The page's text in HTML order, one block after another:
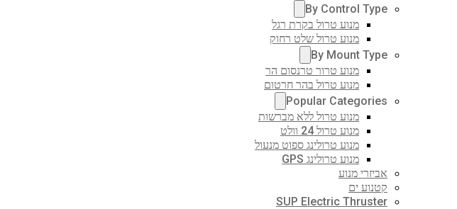
By Control Type
מנוע טרול בקרת רגל
מנוע טרול שלט רחוק
By Mount Type
מנוע טרור טרנסום הר
מנוע טרול בהר חרטום
Popular Categories
מנוע טרול ללא מברשות
מנוע טרול 24 וולט
מנוע טרולינג ספוט מנעול
מנוע טרולינג GPS
אביזרי מנוע
קטנוע ים
SUP Electric Thruster